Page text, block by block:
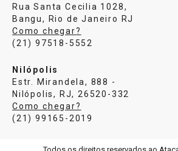
Rua Santa Cecilia 1028,
Bangu, Rio de Janeiro RJ
Como chegar?
(21) 97518-5552
Nilópolis
Estr. Mirandela, 888 -
Nilópolis, RJ, 26520-332
Como chegar?
(21) 99165-2019